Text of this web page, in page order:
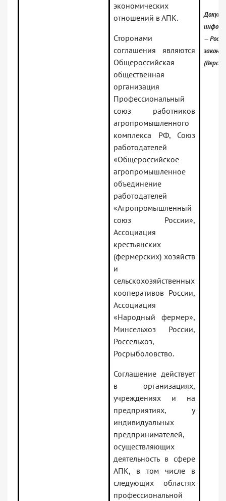
экономических
отношений в АПК.
Сторонами
соглашения являются
Общероссийская
общественная
организация
Профессиональный
союз работников
агропромышленного
комплекса РФ, Союз
работодателей
«Общероссийское
агропромышленное
объединение
работодателей
«Агропромышленный
союз России»,
Ассоциация
крестьянских
(фермерских) хозяйств
и
сельскохозяйственных
кооперативов России,
Ассоциация
«Народный фермер»,
Минсельхоз России,
Россельхоз,
Росрыболовство.
Соглашение действует
в организациях,
учреждениях и на
предприятиях, у
индивидуальных
предпринимателей,
осуществляющих
деятельность в сфере
АПК, в том числе в
следующих областях
профессиональной
—